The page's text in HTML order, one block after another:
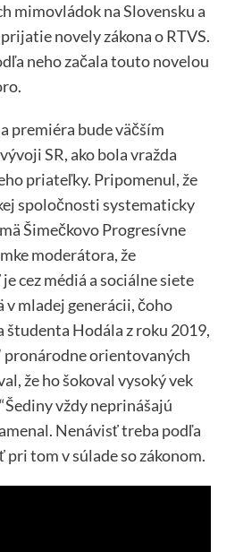
mimovládok na Slovensku a
novely zákona o RTVS.
neho začala touto novelou
premiéra bude väčším
SR, ako bola vražda
priateľky. Pripomenul, že
spoločnosti systematicky
Šimečkovo Progresívne
moderátora, že
cez médiá a sociálne siete
v mladej generácii, čoho
študenta Hodála z roku 2019,
pronárodne orientovaných
že ho šokoval vysoký vek
vždy neprinášajú
Nenávisť treba podľa
pri tom v súlade so zákonom.